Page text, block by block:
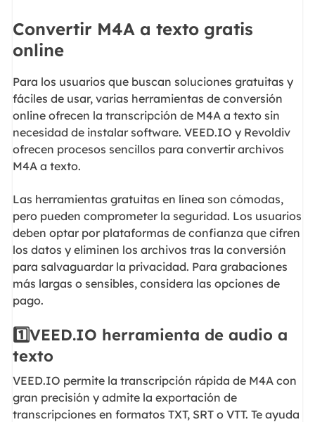
Convertir M4A a texto gratis
online
Para los usuarios que buscan soluciones gratuitas y
fáciles de usar, varias herramientas de conversión
online ofrecen la transcripción de M4A a texto sin
necesidad de instalar software. VEED.IO y Revoldiv
ofrecen procesos sencillos para convertir archivos
M4A a texto.
Las herramientas gratuitas en línea son cómodas,
pero pueden comprometer la seguridad. Los usuarios
deben optar por plataformas de confianza que cifren
los datos y eliminen los archivos tras la conversión
para salvaguardar la privacidad. Para grabaciones
más largas o sensibles, considera las opciones de
pago.
1️⃣VEED.IO herramienta de audio a
texto
VEED.IO permite la transcripción rápida de M4A con
gran precisión y admite la exportación de
transcripciones en formatos TXT, SRT o VTT. Te ayuda